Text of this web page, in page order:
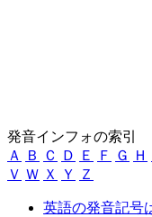
発音インフォの索引
Ａ
Ｂ Ｃ Ｄ Ｅ Ｆ Ｇ Ｈ
Ｖ Ｗ Ｘ Ｙ Ｚ
英語の発音記号